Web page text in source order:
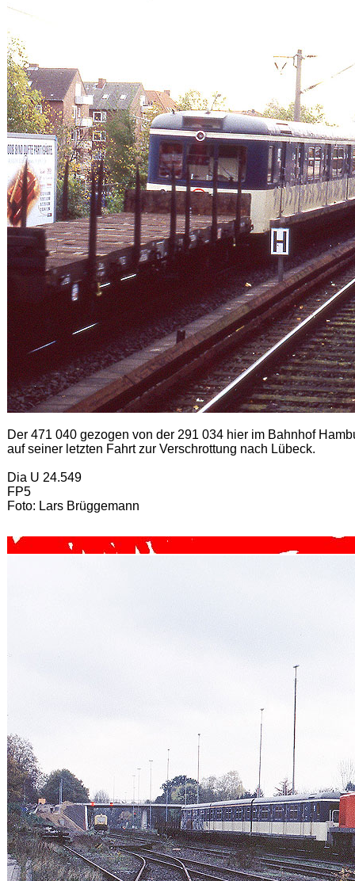
Der 471 040 gezogen von der 291 034 hier im Bahnhof
auf seiner letzten Fahrt zur Verschrottung nach Lübeck.
Dia U 24.549
FP5
Foto: Lars Brüggemann